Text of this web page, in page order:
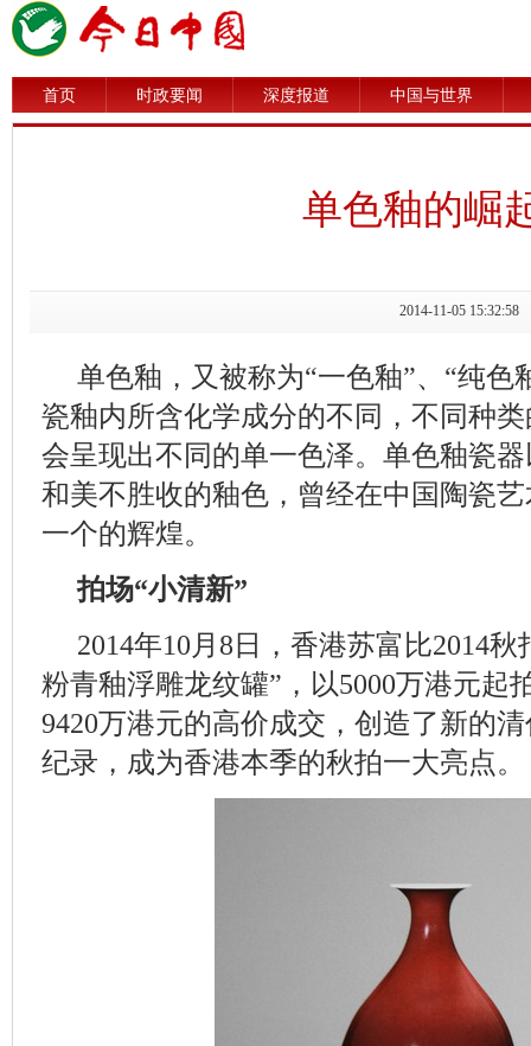
首页 时政要闻 深度报道 中国与世界
单色釉的崛
2014-11-05
单色釉，又被称为“一色釉”、“纯色
瓷釉内所含化学成分的不同，不同种
会呈现出不同的单一色泽。单色釉瓷
和美不胜收的釉色，曾经在中国陶瓷
一个的辉煌。
拍场“小清新”
2014年10月8日，香港苏富比2014
粉青釉浮雕龙纹罐”，以5000万港元起
9420万港元的高价成交，创造了新的
纪录，成为香港本季的秋拍一大亮点。